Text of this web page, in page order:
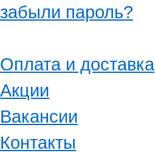
забыли пароль?
Оплата и доставка
Акции
Вакансии
Контакты